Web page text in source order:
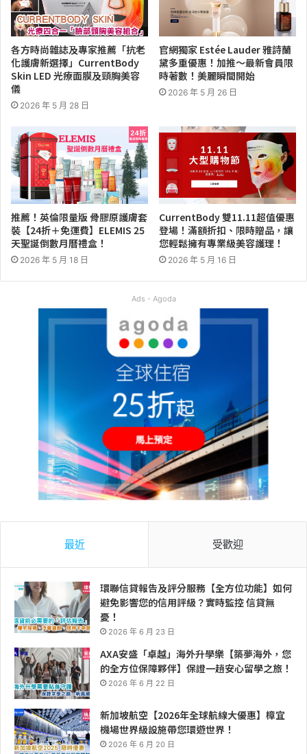
各方時尚雜誌及專家推薦「抗老
化護膚新選擇」CurrentBody
Skin LED 光療面膜及頸胸美容
儀
2026 年 5 月 28 日
官網獨家 Estée Lauder 雅詩蘭
黛多重優惠！加推～最新會員限
時著數！美麗瞬間開始
2026 年 5 月 26 日
推薦！英倫限量版 骨膠原護膚套
裝【24折＋免運費】ELEMIS 25
天聖誕倒數月曆禮盒！
2026 年 5 月 18 日
CurrentBody 雙11.11超值優惠
登場！滿額折扣、限時贈品，讓
您輕鬆擁有專業級美容護理！
2026 年 5 月 16 日
Ads - Agoda
最近 受歡迎
環聯信貸報告及評分服務【全方位功能】如何
避免影響您的信用評級？實時監控 信貸無
憂！
2026 年 6 月 23 日
AXA安盛「卓越」海外升學樂【築夢海外，您
的全方位保障夥伴】保證一趟安心留學之旅！
2026 年 6 月 22 日
新加坡航空【2026年全球航線大優惠】樟宜
機場世界級設施帶您環遊世界！
2026 年 6 月 20 日